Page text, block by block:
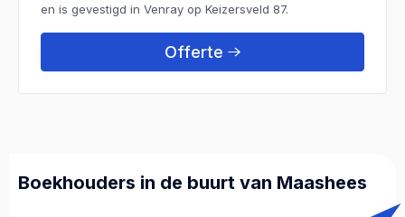
en is gevestigd in Venray op Keizersveld 87.
Offerte
Boekhouders in de buurt van Maashees